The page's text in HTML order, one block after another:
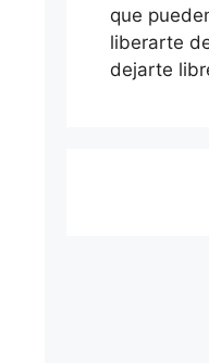
que
liberarte
dejarte